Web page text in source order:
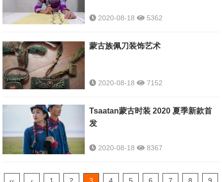
2020-08-18 5362
蒙古族佩刀装饰艺术
2020-08-18 7152
Tsaatan蒙古时装 2020 夏季新款首
发
2020-08-18 8367